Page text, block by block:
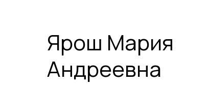
Ярош Мария
Андреевна